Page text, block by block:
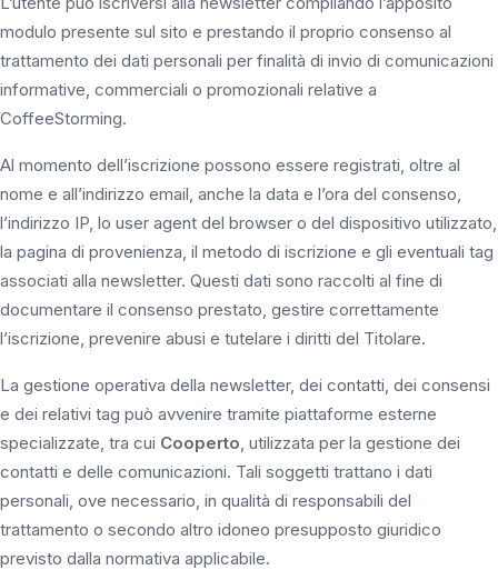
modulo presente sul sito e prestando il proprio consenso al
trattamento dei dati personali per finalità di invio di comunicazioni
informative, commerciali o promozionali relative a
CoffeeStorming.
Al momento dell’iscrizione possono essere registrati, oltre al
nome e all’indirizzo email, anche la data e l’ora del consenso,
l’indirizzo IP, lo user agent del browser o del dispositivo utilizzato,
la pagina di provenienza, il metodo di iscrizione e gli eventuali tag
associati alla newsletter. Questi dati sono raccolti al fine di
documentare il consenso prestato, gestire correttamente
l’iscrizione, prevenire abusi e tutelare i diritti del Titolare.
La gestione operativa della newsletter, dei contatti, dei consensi
e dei relativi tag può avvenire tramite piattaforme esterne
specializzate, tra cui Cooperto, utilizzata per la gestione dei
contatti e delle comunicazioni. Tali soggetti trattano i dati
personali, ove necessario, in qualità di responsabili del
trattamento o secondo altro idoneo presupposto giuridico
previsto dalla normativa applicabile.